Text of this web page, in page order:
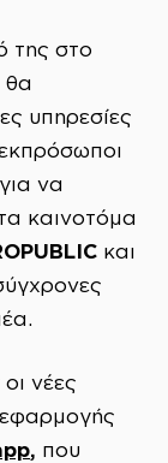
της στο
θα
υπηρεσίες
να
καινοτόμα
και
νέες
εφαρμογής
, που